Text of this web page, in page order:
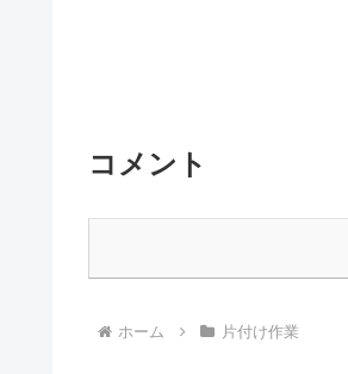
コメント
ホーム 片付け作業